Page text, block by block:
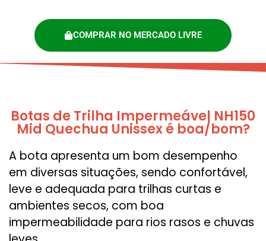
COMPRAR NO MERCADO LIVRE
Botas de Trilha Impermeável NH150
Mid Quechua Unissex é boa/bom?
A bota apresenta um bom desempenho
em diversas situações, sendo confortável,
leve e adequada para trilhas curtas e
ambientes secos, com boa
impermeabilidade para rios rasos e chuvas